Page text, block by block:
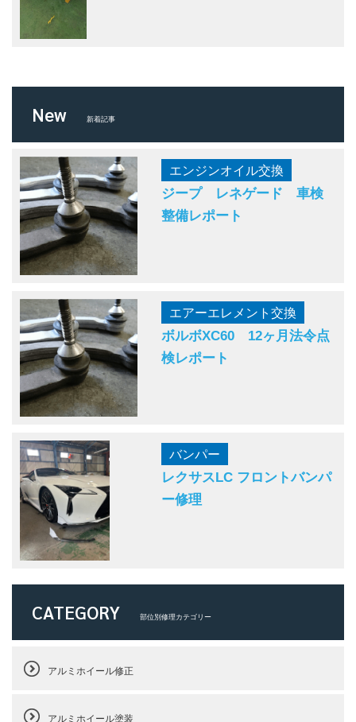
New 新着記事
エンジンオイル交換
ジープ レネゲード 車検
整備レポート
エアーエレメント交換
ボルボXC60 12ヶ月法令点
検レポート
バンパー
レクサスLC フロントバンパ
ー修理
CATEGORY 部位別修理カテゴリー
アルミホイール修正
アルミホイール塗装